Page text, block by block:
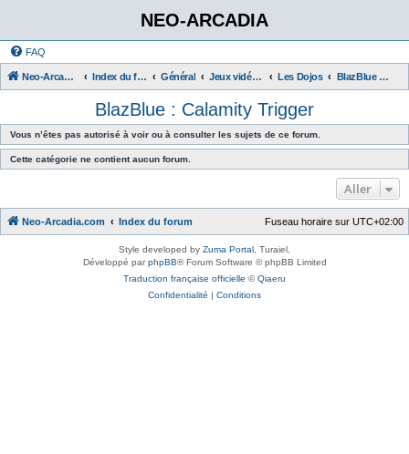
NEO-ARCADIA
FAQ
Neo-Arcadia.com Index du forum Général Jeux vidéo d'arcade Les Dojos BlazBlue : Calamity Trigger
BlazBlue : Calamity Trigger
Vous n’êtes pas autorisé à voir ou à consulter les sujets de ce forum.
Cette catégorie ne contient aucun forum.
Aller
Neo-Arcadia.com Index du forum Fuseau horaire sur UTC+02:00
Style developed by Zuma Portal , Turaiel,
Développé parphpBB® Forum Software © phpBB Limited
Traduction française officielle ©Qiaeru
Confidentialité | Conditions